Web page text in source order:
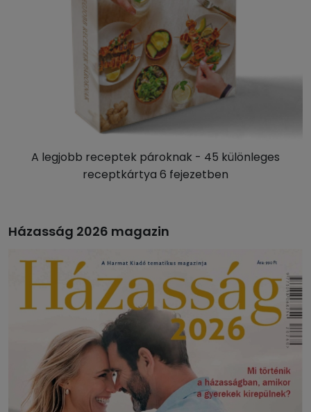
A legjobb receptek pároknak - 45 különleges
receptkártya 6 fejezetben
Házasság 2026 magazin